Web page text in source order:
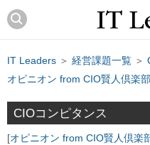
IT Leaders ＞ 経営課題一覧 ＞
オピニオン from CIO賢人倶楽部
CIOコンピタンス
オピニオン from CIO賢人倶楽